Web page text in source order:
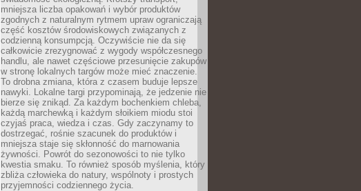
mniejsza liczba opakowań i wybór produktów
zgodnych z naturalnym rytmem upraw ograniczają
część kosztów środowiskowych związanych z
codzienną konsumpcją. Oczywiście nie da się
całkowicie zrezygnować z wygody współczesnego
handlu, ale nawet częściowe przesunięcie zakupów
w stronę lokalnych targów może mieć znaczenie.
To drobna zmiana, która z czasem buduje lepsze
nawyki. Lokalne targi przypominają, że jedzenie nie
bierze się znikąd. Za każdym bochenkiem chleba,
każdą marchewką i każdym słoikiem miodu stoi
czyjaś praca, wiedza i czas. Gdy zaczynamy to
dostrzegać, rośnie szacunek do produktów i
mniejsza staje się skłonność do marnowania
żywności. Powrót do sezonowości to nie tylko
kwestia smaku. To również sposób myślenia, który
zbliża człowieka do natury, wspólnoty i prostych
przyjemności codziennego życia.